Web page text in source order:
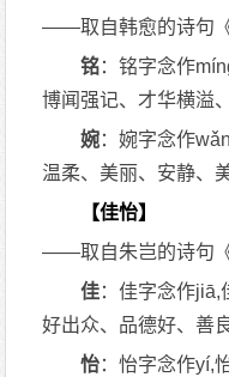
——取自韩愈的诗句
铭：铭字念作
博闻强记、才华横溢
婉：婉字念作
温柔、美丽、安静、
【佳怡】
——取自朱岂的诗句
佳：佳字念作jiā,
好出众、品德好、善
怡：怡字念作yí,